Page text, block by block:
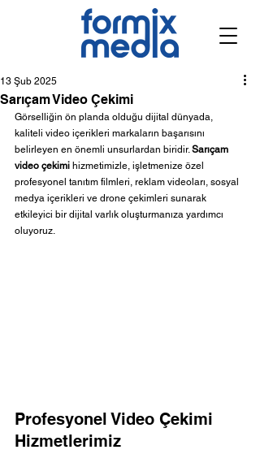
Sarıçam Video Çekimi
13 Şub 2025
Görselliğin ön planda olduğu dijital dünyada,
kaliteli video içerikleri markaların başarısını
belirleyen en önemli unsurlardan biridir. Sarıçam
video çekimi hizmetimizle, işletmenize özel
profesyonel tanıtım filmleri, reklam videoları, sosyal
medya içerikleri ve drone çekimleri sunarak
etkileyici bir dijital varlık oluşturmanıza yardımcı
oluyoruz.
Profesyonel Video Çekimi
Hizmetlerimiz